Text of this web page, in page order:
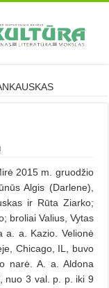
2015 m. gruodžio
Algis (Darlene),
ir Rūta Ziarko;
broliai Valius, Vytas
a. a. Kazio. Velionė
Chicago, IL, buvo
narė. A. a. Aldona
nuo 3 val. p. p. iki 9